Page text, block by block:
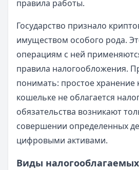
правила работы.
Государство признало
имуществом особого рода.
операциям с ней
правила налогообложения.
понимать: простое хранение
кошельке не облагается
обязательства возникают
совершении определенных
цифровыми активами.
Виды